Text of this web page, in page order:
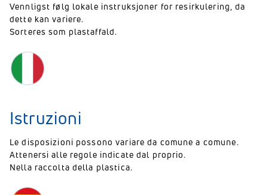
Vennligst følg lokale instruksjoner for resirkulering, da
dette kan variere.
Sorteres som plastaffald.
Istruzioni
Le disposizioni possono variare da comune a comune.
Attenersi alle regole indicate dal proprio.
Nella raccolta della plastica.